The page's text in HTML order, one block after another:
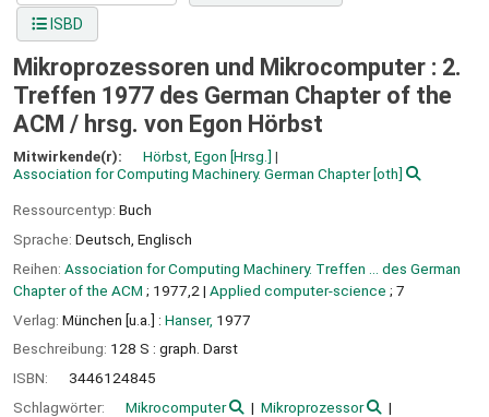
ISBD
Mikroprozessoren und Mikrocomputer : 2.
Treffen 1977 des German Chapter of the
ACM / hrsg. von Egon Hörbst
Mitwirkende(r): Hörbst, Egon [Hrsg.]
Association for Computing Machinery. German Chapter[oth]
Ressourcentyp: Buch
Sprache: Deutsch Englisch
Reihen: Association for Computing Machinery. Treffen ... des German
Chapter of the ACM ; 1977,2 | Applied computer-science ; 7
Verlag: München [u.a.] : Hanser, 1977
Beschreibung: 128 S : graph. Darst
ISBN:
3446124845
Schlagwörter:
Mikrocomputer
Mikroprozessor